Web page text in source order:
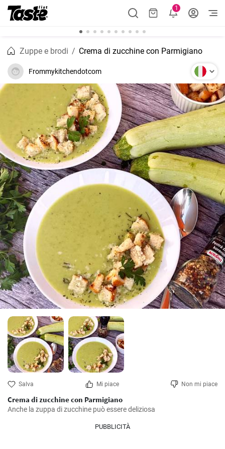
1
Zuppe e brodi Crema di zucchine con Parmigiano
Frommykitchendotcom
Salva Mi piace Non mi piace
Crema di zucchine con Parmigiano
Anche la zuppa di zucchine può essere deliziosa
PUBBLICITÀ